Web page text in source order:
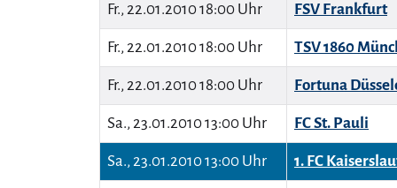
Fr., 22.01.2010 18:00 Uhr FSV Frankfurt
Fr., 22.01.2010 18:00 Uhr TSV 1860
Fr., 22.01.2010 18:00 Uhr Fortuna
Sa., 23.01.2010 13:00 Uhr FC St. Pauli
Sa., 23.01.2010 13:00 Uhr 1. FC